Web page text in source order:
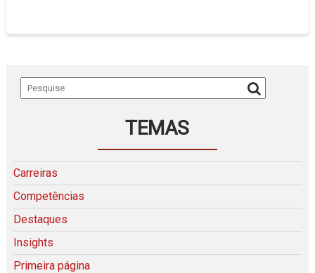
TEMAS
Carreiras
Competências
Destaques
Insights
Primeira página